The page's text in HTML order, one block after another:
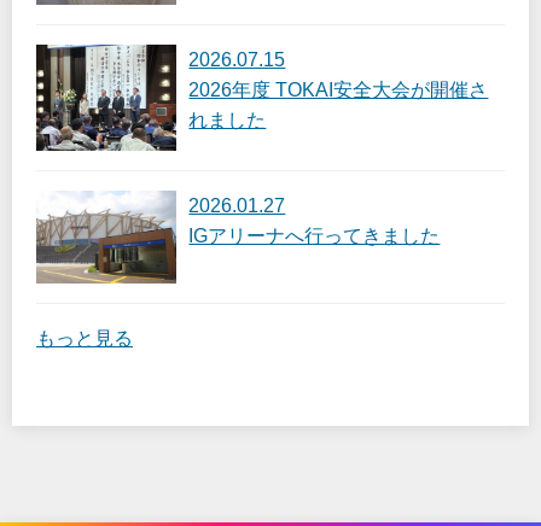
2026.07.15
2026年度 TOKAI安全大会が開催さ
れました
2026.01.27
IGアリーナへ行ってきました
もっと見る